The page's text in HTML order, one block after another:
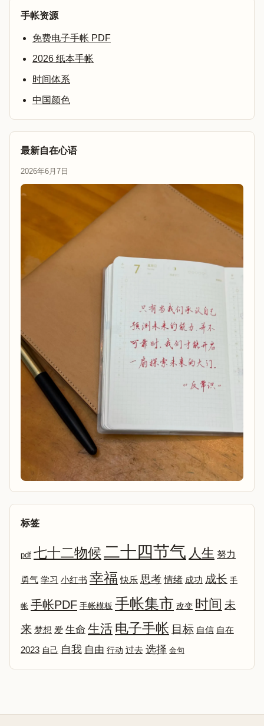
手帐资源
免费电子手帐 PDF
2026 纸本手帐
时间体系
中国颜色
最新自在心语
2026年6月7日
标签
pdf 七十二物候二十四节气 人生 努力
勇气 学习 小红书 幸福 快乐 思考 情绪 成功 成长 手
帐 手帐PDF 手帐模板 手帐集市 改变 时间 未
来 梦想 爱 生命 生活 电子手帐 目标 自信 自在
2023 自己 自我 自由 行动 过去 选择 金句